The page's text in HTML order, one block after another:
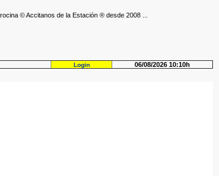
© Accitanos de la Estación ® desde 2008 ...
Login 06/08/2026 10:10h